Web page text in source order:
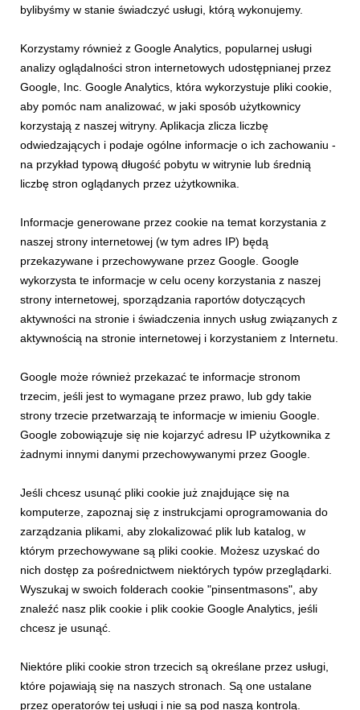
INFORMACJE PRASOWE
21 lipca 2026
sportowych wydarzeń na trasach PKL Bike Parks
INFORMACJE PRASOWE
Skorzystaj z uroków Małopolski i odwiedź
9 lipca 2026
Skorzystaj z uroków Małopolski! Odwiedź tego lata Krynicę-
Zdrój pełną górskich atrakcji i klimatu retro niezapomnianych
lat 30.
INFORMACJE PRASOWE
Lato w górach! Postawa na relaks i mnóstwo
bylibyśmy w stanie świadczyć usługi, którą wykonujemy.
Korzystamy również z Google Analytics, popularnej usługi
analizy oglądalności stron internetowych udostępnianej przez
Google, Inc. Google Analytics, która wykorzystuje pliki cookie,
aby pomóc nam analizować, w jaki sposób użytkownicy
korzystają z naszej witryny. Aplikacja zlicza liczbę
odwiedzających i podaje ogólne informacje o ich zachowaniu -
na przykład typową długość pobytu w witrynie lub średnią
liczbę stron oglądanych przez użytkownika.
Informacje generowane przez cookie na temat korzystania z
naszej strony internetowej (w tym adres IP) będą
przekazywane i przechowywane przez Google. Google
wykorzysta te informacje w celu oceny korzystania z naszej
strony internetowej, sporządzania raportów dotyczących
aktywności na stronie i świadczenia innych usług związanych z
aktywnością na stronie internetowej i korzystaniem z Internetu.
Google może również przekazać te informacje stronom
trzecim, jeśli jest to wymagane przez prawo, lub gdy takie
strony trzecie przetwarzają te informacje w imieniu Google.
Google zobowiązuje się nie kojarzyć adresu IP użytkownika z
żadnymi innymi danymi przechowywanymi przez Google.
Jeśli chcesz usunąć pliki cookie już znajdujące się na
komputerze, zapoznaj się z instrukcjami oprogramowania do
zarządzania plikami, aby zlokalizować plik lub katalog, w
którym przechowywane są pliki cookie. Możesz uzyskać do
nich dostęp za pośrednictwem niektórych typów przeglądarki.
Wyszukaj w swoich folderach cookie "pinsentmasons", aby
znaleźć nasz plik cookie i plik cookie Google Analytics, jeśli
chcesz je usunąć.
Niektóre pliki cookie stron trzecich są określane przez usługi,
które pojawiają się na naszych stronach. Są one ustalane
przez operatorów tej usługi i nie są pod naszą kontrolą.